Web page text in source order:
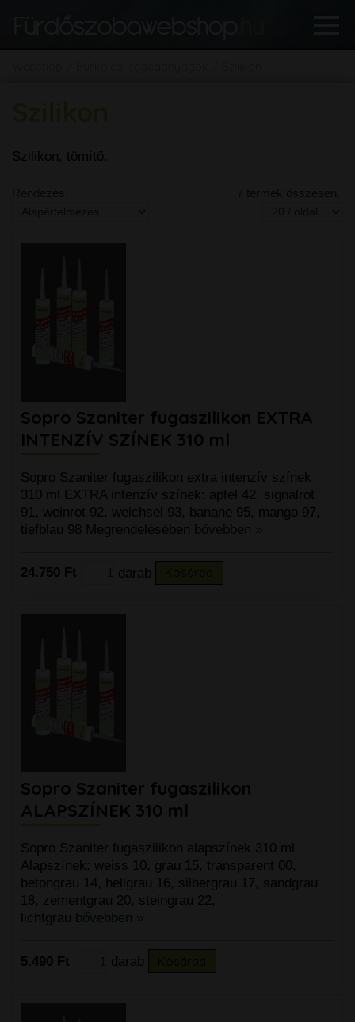
Szilikon, tömítő.
Sopro Szaniter fugaszilikon EXTRA
INTENZÍV SZÍNEK 310 ml
Sopro Szaniter fugaszilikon extra intenzív színek
310 ml EXTRA intenzív színek: apfel 42, signalrot
91, weinrot 92, weichsel 93, banane 95, mango 97,
tiefblau 98 Megrendelésében bővebben »
24.750 Ft darab
Sopro Szaniter fugaszilikon
ALAPSZÍNEK 310 ml
Sopro Szaniter fugaszilikon alapszínek 310 ml
Alapszínek: weiss 10, grau 15, transparent 00,
betongrau 14, hellgrau 16, silbergrau 17, sandgrau
18, zementgrau 20, steingrau 22,
lichtgrau bővebben »
5.490 Ft darab